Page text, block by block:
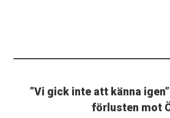
”Vi gick inte att känna
förlusten mot